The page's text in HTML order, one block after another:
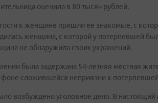
оценила в 80 тысяч рублей.
к женщине пришли ее знакомые, с
женщина, с которой у потерпевшей
не обнаружила своих украшений.
была задержана 54-летняя местная
фоне сложившейся неприязни к
возбуждено уголовное дело. В настоящий